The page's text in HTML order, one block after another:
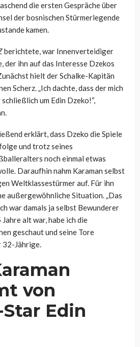
die ersten Gespräche über
der bosnischen Stürmerlegende
kamen.
berichtete, war Innenverteidiger
der ihn auf das Interesse Dzekos
hielt der Schalke-Kapitän
Scherz. „Ich dachte, dass der mich
um Edin Dzeko!“,
erklärt, dass Dzeko die Spiele
und trotz seines
noch einmal etwas
Daraufhin nahm Karaman selbst
Weltklassestürmer auf. Für ihn
außergewöhnliche Situation. „Das
war damals ja selbst Bewunderer
alt war, habe ich die
geschaut und seine Tore
32-Jährige.
von
Edin